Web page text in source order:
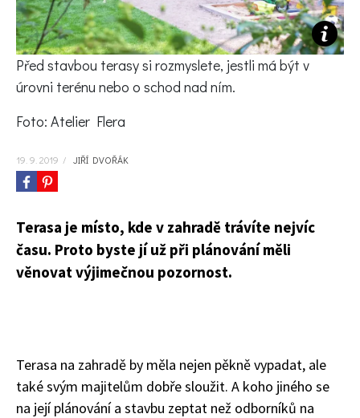
KVÍZY A TESTY
Před stavbou terasy si rozmyslete, jestli má být v
úrovni terénu nebo o schod nad ním.
Foto: Atelier Flera
19. 9. 2019 / JIŘÍ DVOŘÁK
Terasa je místo, kde v zahradě trávíte nejvíc
času. Proto byste jí už při plánování měli
věnovat výjimečnou pozornost.
Terasa na zahradě by měla nejen pěkně vypadat, ale
také svým majitelům dobře sloužit. A koho jiného se
na její plánování a stavbu zeptat než odborníků na